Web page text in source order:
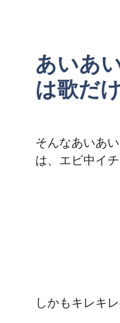
あいあ
は歌だ
そんなあいあ
は、エビ中イ
しかもキレキ